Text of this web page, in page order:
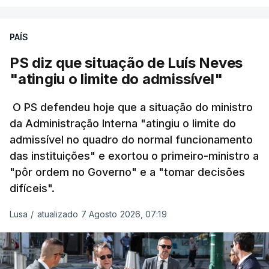
candidatura da 1.ª fase do concurso nacional de
feira, e criou uma época especial de exames, que
irá decorrer entre 03 e 08 de setembro.
c/Lusa
ARTIGOS RELACIONADOS
Prazo para as candidaturas
ao ensino superior termina
esta quinta-feira
de 550 óbitos em excesso, um aumento de quase
30% em relação ao esperado.
PAÍS
PS diz que situação de Luís Neves
"atingiu o limite do admissível"
O PS defendeu hoje que a situação do ministro
da Administração Interna "atingiu o limite do
admissível no quadro do normal funcionamento
das instituições" e exortou o primeiro-ministro a
"pôr ordem no Governo" e a "tomar decisões
difíceis".
Lusa / atualizado 7 Agosto 2026, 07:19